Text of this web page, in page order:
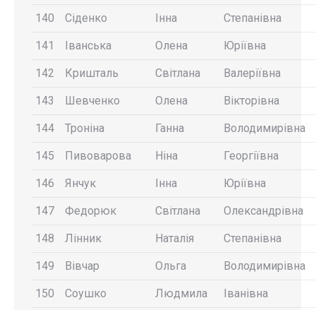
140 Сіденко Інна Степанівна
141 Іванська Олена Юріївна
142 Кришталь Світлана Валеріївна
143 Шевченко Олена Вікторівна
144 Троніна Ганна Володимирівна
145 Пивоварова Ніна Георгіївна
146 Янчук Інна Юріївна
147 Федорюк Світлана Олександрівна
148 Лінник Наталія Степанівна
149 Вівчар Ольга Володимирівна
150 Соушко Людмила Іванівна